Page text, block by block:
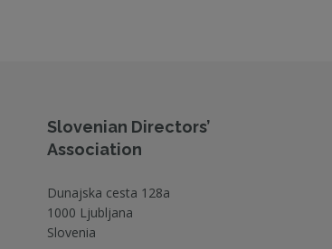
Slovenian Directors’
Association
Dunajska cesta 128a
1000 Ljubljana
Slovenia